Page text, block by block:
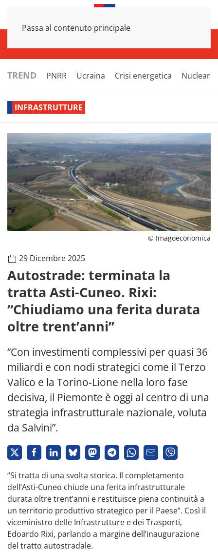
Passa al contenuto principale
TREND PNRR Ucraina Crisi energetica Nucleare
INFRASTRUTTURE
© Imagoeconomica
29 Dicembre 2025
Autostrade: terminata la
tratta Asti-Cuneo. Rixi:
“Chiudiamo una ferita durata
oltre trent’anni”
“Con investimenti complessivi per quasi 36
miliardi e con nodi strategici come il Terzo
Valico e la Torino-Lione nella loro fase
decisiva, il Piemonte è oggi al centro di una
strategia infrastrutturale nazionale, voluta
da Salvini”.
“Si tratta di una svolta storica. Il completamento
dell’Asti-Cuneo chiude una ferita infrastrutturale
durata oltre trent’anni e restituisce piena continuità a
un territorio produttivo strategico per il Paese”. Così il
viceministro delle Infrastrutture e dei Trasporti,
Edoardo Rixi, parlando a margine dell’inaugurazione
del tratto autostradale.